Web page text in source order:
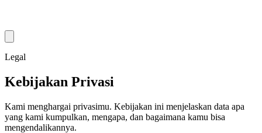
Legal
Kebijakan Privasi
Kami menghargai privasimu. Kebijakan ini menjelaskan data apa
yang kami kumpulkan, mengapa, dan bagaimana kamu bisa
mengendalikannya.